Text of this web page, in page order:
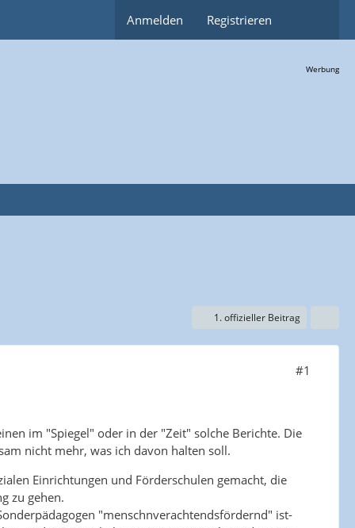
Anmelden Registrieren
Werbung
1. offizieller Beitrag
#1
im "Spiegel" oder in der "Zeit" solche Berichte. Die
nicht mehr, was ich davon halten soll.
Einrichtungen und Förderschulen gemacht, die
zu gehen.
"menschnverachtendsfördernd" ist-